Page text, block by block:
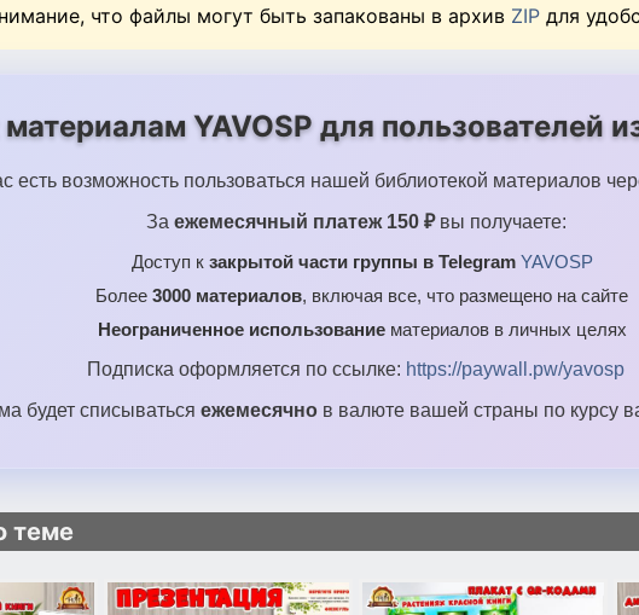
что файлы могут быть запакованы в архив ZIP для
YAVOSP для пользователей
есть возможность пользоваться нашей библиотекой материалов
За ежемесячный платеж 150 ₽вы получаете:
Доступ к закрытой части группы в Telegram YAVOSP
Более 3000 материалов, включая все, что размещено на сайте
Неограниченное использованиематериалов в личных целях
Подписка оформляется по ссылке: https://paywall.pw/yavosp
будет списываться ежемесячно в валюте вашей страны по курсу
теме